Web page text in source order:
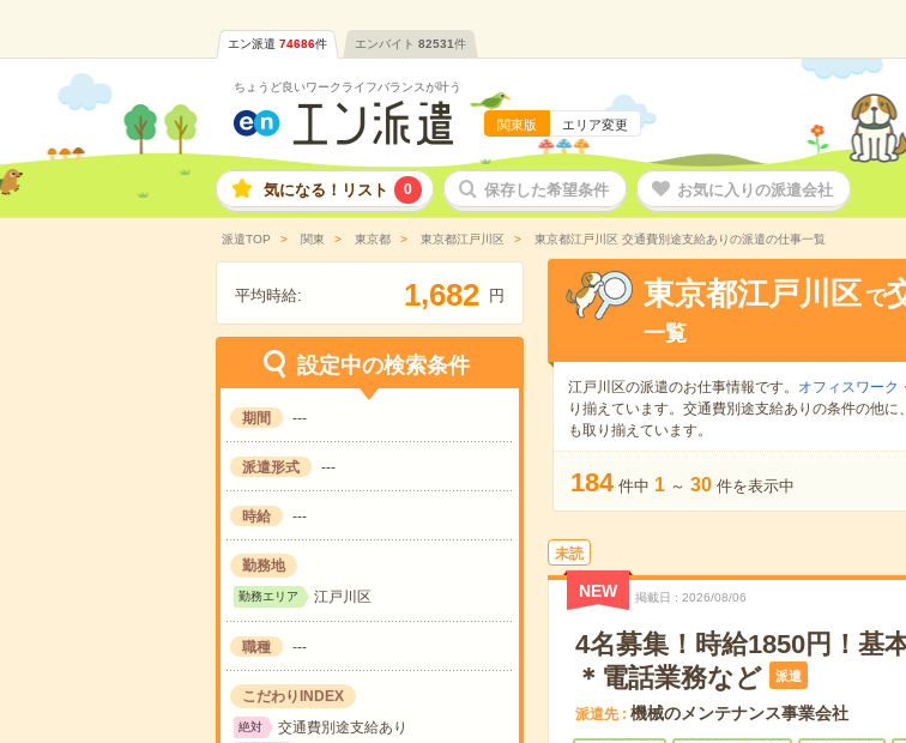
エン派遣 74686件 エンバイト 82531件
ちょうど良いワークライフバランスが叶う
関東版 エリア変更
気になる！リスト 0 保存した希望条件 お気に入りの派遣会社
派遣TOP 関東 東京都 東京都江戸川区 東京都江戸川区 交通費別途支給ありの派遣の仕事一覧
平均時給: 1,682 円
設定中の検索条件
期間 ---
派遣形式 ---
時給 ---
勤務地
勤務エリア 江戸川区
職種 ---
こだわりINDEX
絶対 交通費別途支給あり
東京都江戸川区 で
一覧
江戸川区の派遣のお仕事情報です。 オフィスワーク
り揃えています。交通費別途支給ありの条件の他に、
も取り揃えています。
184 件中 1 ～ 30 件を表示中
未読
NEW 掲載日 2026/08/06
4名募集！時給1850円！基
＊電話業務など
派遣
派遣先 機械のメンテナンス事業会社